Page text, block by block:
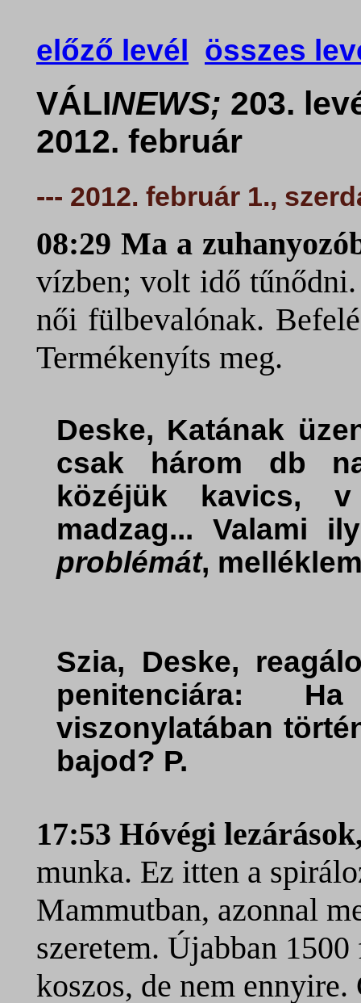
előző levél összes
VÁLINEWS; 203.
2012. február
--- 2012. február 1.,
08:29 Ma a
vízben; volt idő
női fülbevalónak.
Termékenyíts meg.
Deske, Katának
csak három db
közéjük kavics,
madzag... Valami
problémát,
Szia, Deske,
penitenciára:
viszonylatában
bajod? P.
17:53 Hóvégi
munka. Ez itten a
Mammutban, azonnal
szeretem. Újabban
koszos, de nem ennyire.